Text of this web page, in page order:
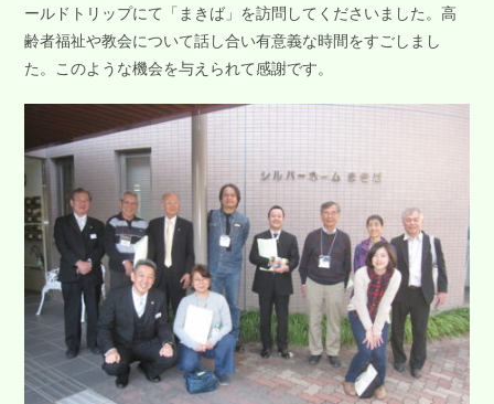
ールドトリップにて「まきば」を訪問してくださいました。高
齢者福祉や教会について話し合い有意義な時間をすごしまし
た。このような機会を与えられて感謝です。